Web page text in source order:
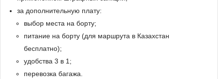
за дополнительную плату:
выбор места на борту;
питание на борту (для маршрута в Казахстан
бесплатно);
удобства 3 в 1;
перевозка багажа.